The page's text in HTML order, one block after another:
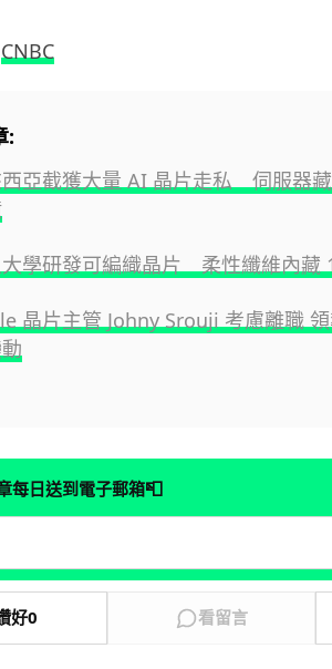
CNBC
:
西亞截獲大量 AI 晶片走私 伺服器
學研發可編織晶片 柔性纖維內藏
晶片主管 Johny Srouji 考慮離職
每日送到電子郵箱📮
好0 看留言